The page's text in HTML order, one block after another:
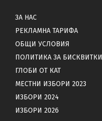
ЗА НАС
РЕКЛАМНА ТАРИФА
ОБЩИ УСЛОВИЯ
ПОЛИТИКА ЗА БИСКВИТКИ
ГЛОБИ ОТ КАТ
МЕСТНИ ИЗБОРИ 2023
ИЗБОРИ 2024
ИЗБОРИ 2026